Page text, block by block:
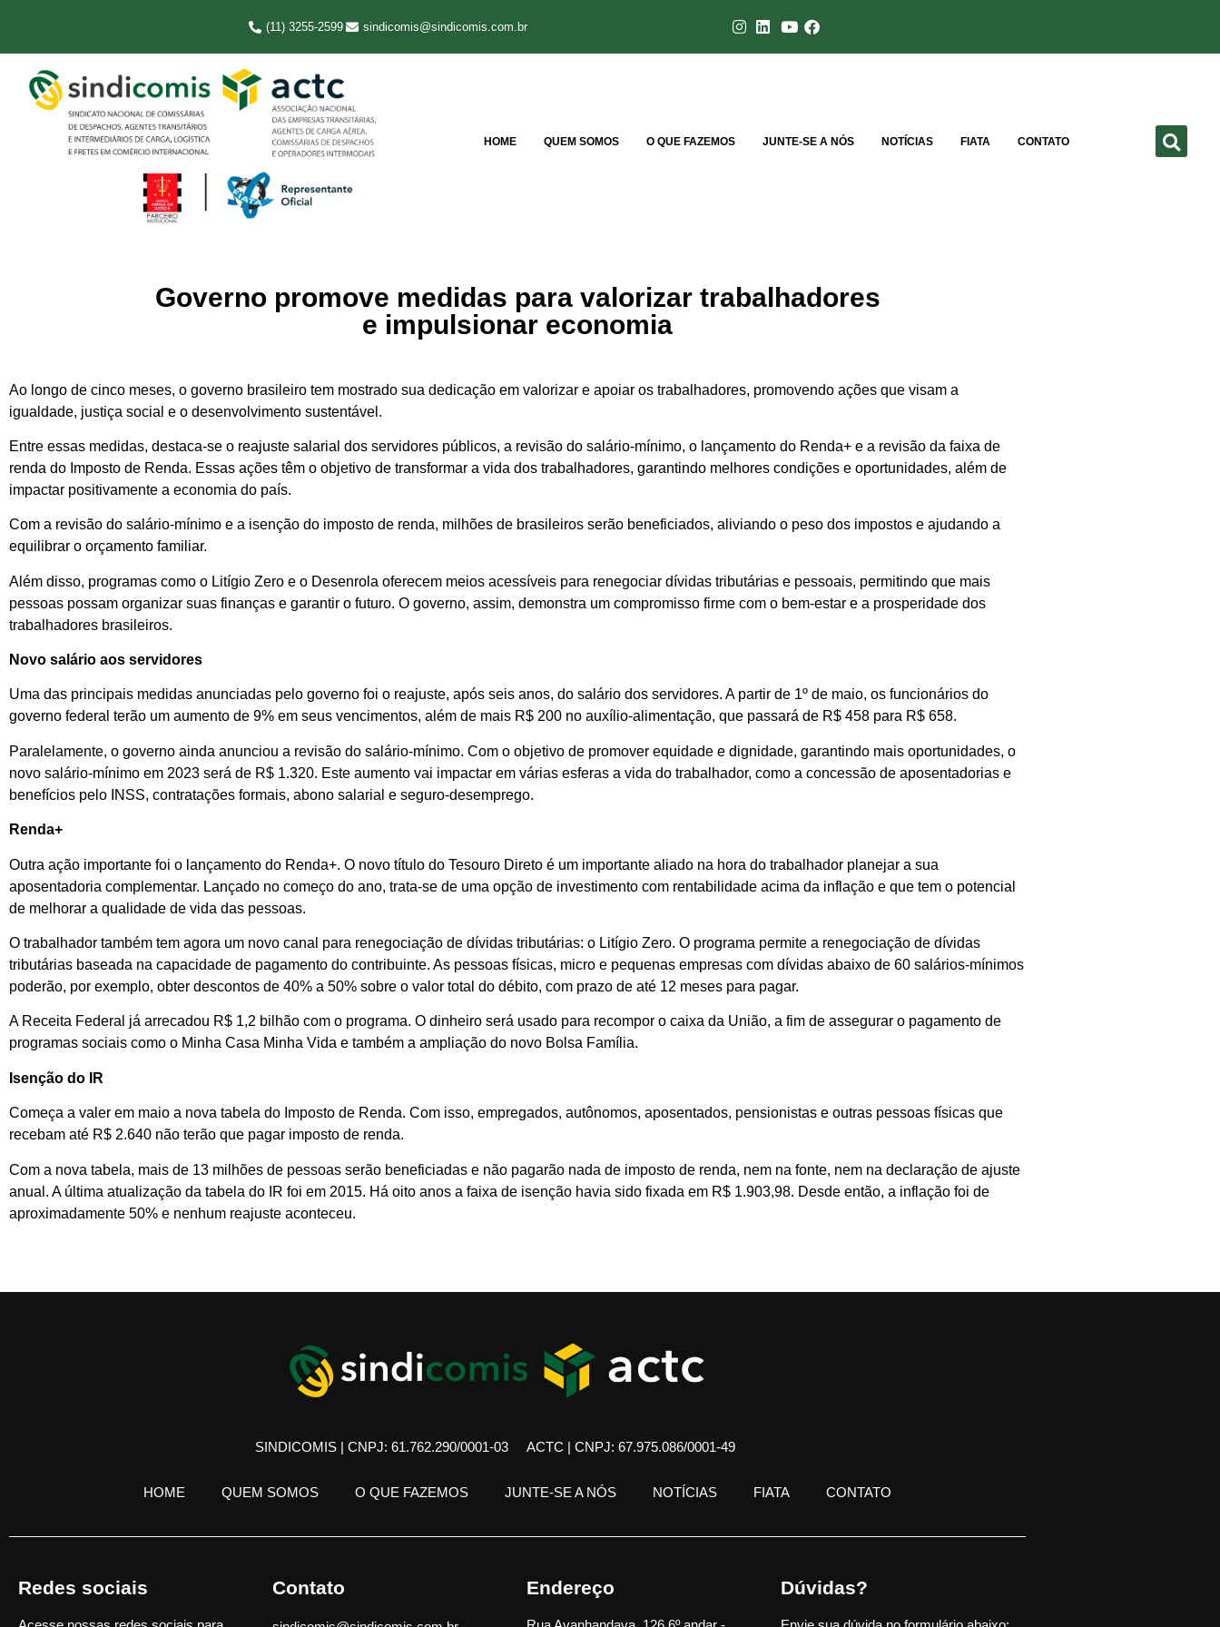
(11) 3255-2599 sindicomis@sindicomis.com.br
HOME QUEM SOMOS O QUE FAZEMOS JUNTE-SE A NÓS NOTÍCIAS FIATA CONTATO
Governo promove medidas para valorizar trabalhadores
e impulsionar economia
Ao longo de cinco meses, o governo brasileiro tem mostrado sua dedicação em valorizar e apoiar os trabalhadores, promovendo ações que visam a
igualdade, justiça social e o desenvolvimento sustentável.
Entre essas medidas, destaca-se o reajuste salarial dos servidores públicos, a revisão do salário-mínimo, o lançamento do Renda+ e a revisão da faixa de
renda do Imposto de Renda. Essas ações têm o objetivo de transformar a vida dos trabalhadores, garantindo melhores condições e oportunidades, além de
impactar positivamente a economia do país.
Com a revisão do salário-mínimo e a isenção do imposto de renda, milhões de brasileiros serão beneficiados, aliviando o peso dos impostos e ajudando a
equilibrar o orçamento familiar.
Além disso, programas como o Litígio Zero e o Desenrola oferecem meios acessíveis para renegociar dívidas tributárias e pessoais, permitindo que mais
pessoas possam organizar suas finanças e garantir o futuro. O governo, assim, demonstra um compromisso firme com o bem-estar e a prosperidade dos
trabalhadores brasileiros.
Novo salário aos servidores
Uma das principais medidas anunciadas pelo governo foi o reajuste, após seis anos, do salário dos servidores. A partir de 1º de maio, os funcionários do
governo federal terão um aumento de 9% em seus vencimentos, além de mais R$ 200 no auxílio-alimentação, que passará de R$ 458 para R$ 658.
Paralelamente, o governo ainda anunciou a revisão do salário-mínimo. Com o objetivo de promover equidade e dignidade, garantindo mais oportunidades, o
novo salário-mínimo em 2023 será de R$ 1.320. Este aumento vai impactar em várias esferas a vida do trabalhador, como a concessão de aposentadorias e
benefícios pelo INSS, contratações formais, abono salarial e seguro-desemprego.
Renda+
Outra ação importante foi o lançamento do Renda+. O novo título do Tesouro Direto é um importante aliado na hora do trabalhador planejar a sua
aposentadoria complementar. Lançado no começo do ano, trata-se de uma opção de investimento com rentabilidade acima da inflação e que tem o potencial
de melhorar a qualidade de vida das pessoas.
O trabalhador também tem agora um novo canal para renegociação de dívidas tributárias: o Litígio Zero. O programa permite a renegociação de dívidas
tributárias baseada na capacidade de pagamento do contribuinte. As pessoas físicas, micro e pequenas empresas com dívidas abaixo de 60 salários-mínimos
poderão, por exemplo, obter descontos de 40% a 50% sobre o valor total do débito, com prazo de até 12 meses para pagar.
A Receita Federal já arrecadou R$ 1,2 bilhão com o programa. O dinheiro será usado para recompor o caixa da União, a fim de assegurar o pagamento de
programas sociais como o Minha Casa Minha Vida e também a ampliação do novo Bolsa Família.
Isenção do IR
Começa a valer em maio a nova tabela do Imposto de Renda. Com isso, empregados, autônomos, aposentados, pensionistas e outras pessoas físicas que
recebam até R$ 2.640 não terão que pagar imposto de renda.
Com a nova tabela, mais de 13 milhões de pessoas serão beneficiadas e não pagarão nada de imposto de renda, nem na fonte, nem na declaração de ajuste
anual. A última atualização da tabela do IR foi em 2015. Há oito anos a faixa de isenção havia sido fixada em R$ 1.903,98. Desde então, a inflação foi de
aproximadamente 50% e nenhum reajuste aconteceu.
SINDICOMIS | CNPJ: 61.762.290/0001-03 ACTC | CNPJ: 67.975.086/0001-49
HOME QUEM SOMOS O QUE FAZEMOS JUNTE-SE A NÓS NOTÍCIAS FIATA CONTATO
Redes sociais Contato Endereço Dúvidas?